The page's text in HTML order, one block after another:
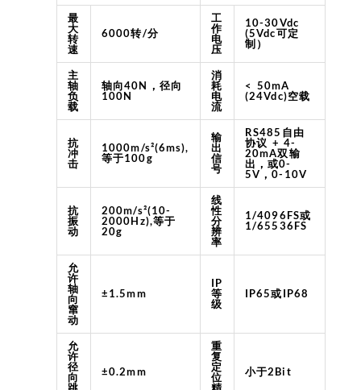
最
大
转
速
6000转/分
工
作
电
压
10-30Vdc
(5Vdc可定
制）
主
轴
负
载
轴向40N，径向
100N
消
耗
电
流
< 50mA
(24Vdc)空载
抗
冲
击
1000m/s²(6ms),
等于100g
输
出
信
号
RS485自由
协议 + 4-
20mA双输
出，或0-
5V，0-10V
抗
振
动
200m/s²(10-
2000Hz),等于
20g
线
性
分
辨
率
1/4096FS或
1/65536FS
允
许
轴
向
窜
动
±1.5mm
IP
等
级
IP65或IP68
允
许
径
向
±0.2mm
重
复
定
位
小于2Bit